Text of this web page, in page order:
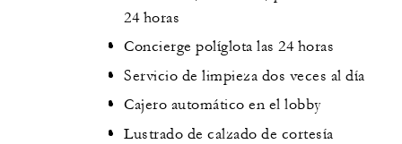
24 horas
Concierge políglota las 24 horas
Servicio de limpieza dos veces al día
Cajero automático en el lobby
Lustrado de calzado de cortesía